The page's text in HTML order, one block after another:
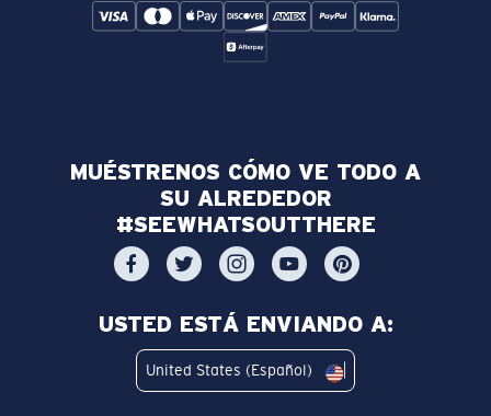
MUÉSTRENOS CÓMO VE TODO A
SU ALREDEDOR
#SEEWHATSOUTTHERE
USTED ESTÁ ENVIANDO A:
United States (Español)